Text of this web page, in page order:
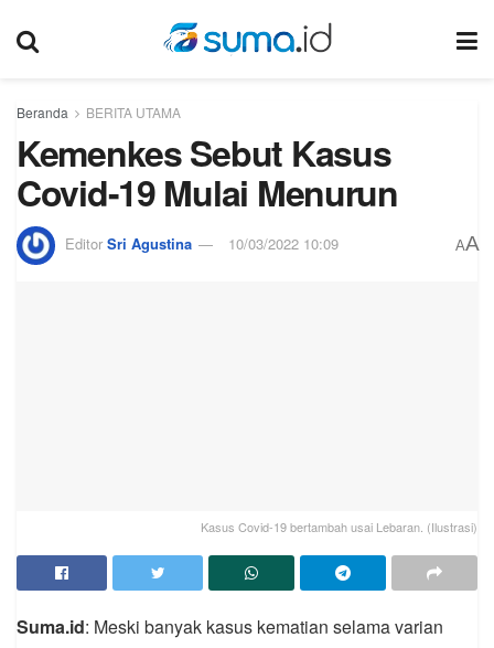
Beranda BERITA UTAMA
Kemenkes Sebut Kasus
Covid-19 Mulai Menurun
Editor Sri Agustina 10/03/2022 10:09 AA
Kasus Covid-19 bertambah usai Lebaran. (Ilustrasi)
Suma.id: Meski banyak kasus kematian selama varian